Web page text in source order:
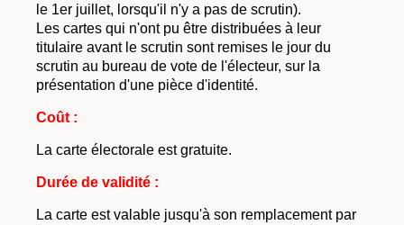
le 1er juillet, lorsqu'il n'y a pas de scrutin).
Les cartes qui n'ont pu être distribuées à leur
titulaire avant le scrutin sont remises le jour du
scrutin au bureau de vote de l'électeur, sur la
présentation d'une pièce d'identité.
Coût :
La carte électorale est gratuite.
Durée de validité :
La carte est valable jusqu'à son remplacement par